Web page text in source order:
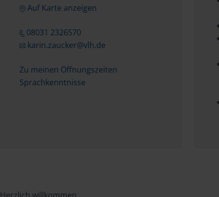
Auf Karte anzeigen
08031 2326570
karin.zaucker@vlh.de
Zu meinen Öffnungszeiten
Sprachkenntnisse